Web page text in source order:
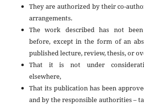
They are authorized by their co-
arrangements.
The work described has not
before, except in the form of an
published lecture, review, thesis, or
That it is not under
elsewhere,
That its publication has been
and by the responsible authorities –